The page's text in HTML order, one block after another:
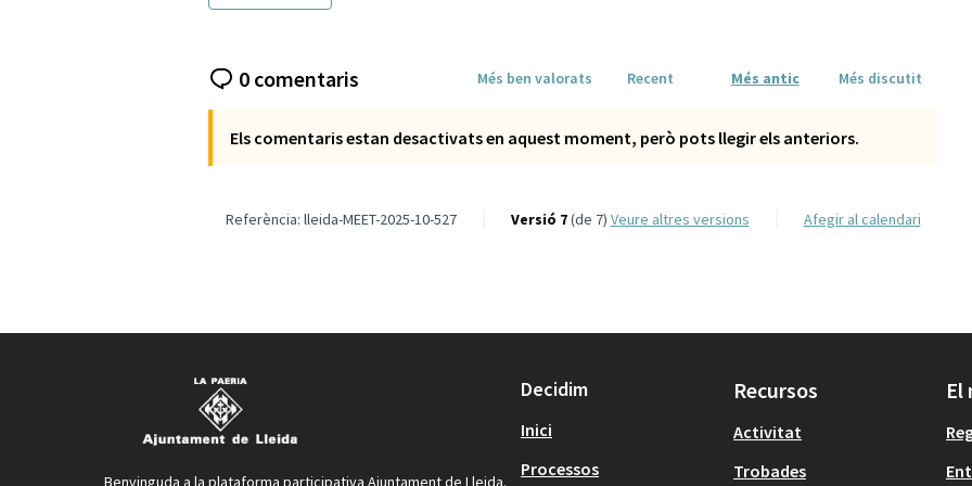
0 comentaris Més ben valorats Recent Més antic Més discutit
Els comentaris estan desactivats en aquest moment, però pots llegir els anteriors.
Referència: lleida-MEET-2025-10-527 Versió 7(de 7) veure altres versions Afegir al calendari
Benvinguda a la plataforma participativa Ajuntament de Lleida.
Decidim
Inici
Processos
Recursos
Activitat
Trobades
El